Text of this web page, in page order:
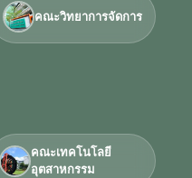
คณะวิทยาการจัดการ
คณะเทคโนโลยี
อุตสาหกรรม